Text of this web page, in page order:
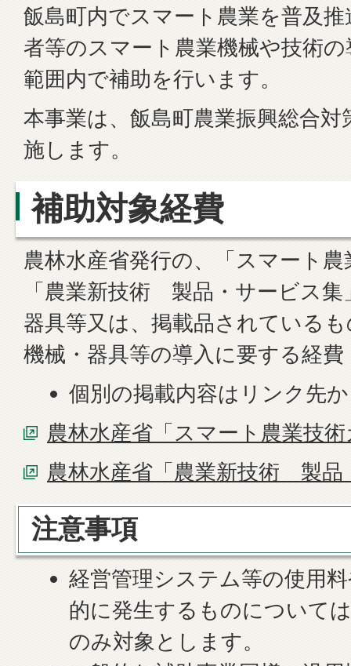
飯島町内でスマート農業を普及
者等のスマート農業機械や技術
範囲内で補助を行います。
本事業は、飯島町農業振興総合
施します。
補助対象経費
農林水産省発行の、「スマート
「農業新技術 製品・サービス
器具等又は、掲載品されている
機械・器具等の導入に要する経費
個別の掲載内容はリンク先
農林水産省「スマート農業技
農林水産省「農業新技術 製品
注意事項
経営管理システム等の使用
的に発生するものについて
のみ対象とします。